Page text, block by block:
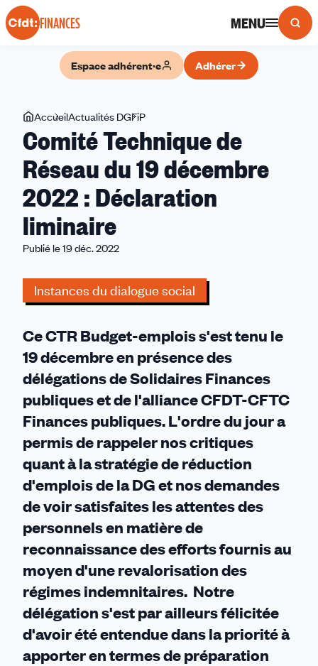
Panneau de gestion des cookies
FINANCES MENU
Espace adhérent·e Adhérer
Vous
êtes
ici
AccueilActualités DGFiP
Technique
de
Réseau
du
19
Déclaration
liminaire
Comité Technique de
Réseau du 19 décembre
2022 : Déclaration
liminaire
Publié le 19 déc. 2022
Instances du dialogue social
Ce CTR Budget-emplois s'est tenu le
19 décembre en présence des
délégations de Solidaires Finances
publiques et de l'alliance CFDT-CFTC
Finances publiques. L'ordre du jour a
permis de rappeler nos critiques
quant à la stratégie de réduction
d'emplois de la DG et nos demandes
de voir satisfaites les attentes des
personnels en matière de
reconnaissance des efforts fournis au
moyen d'une revalorisation des
régimes indemnitaires. Notre
délégation s'est par ailleurs félicitée
d'avoir été entendue dans la priorité à
apporter en termes de préparation